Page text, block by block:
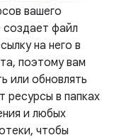
вашего
создает файл
на него в
поэтому вам
или обновлять
ресурсы в папках
и любых
чтобы